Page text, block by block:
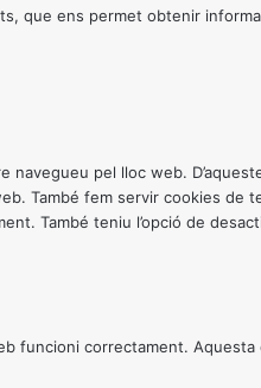
que ens permet obtenir
pel lloc web.
També fem servir cookies
També teniu l’opció de
funcioni correctament.